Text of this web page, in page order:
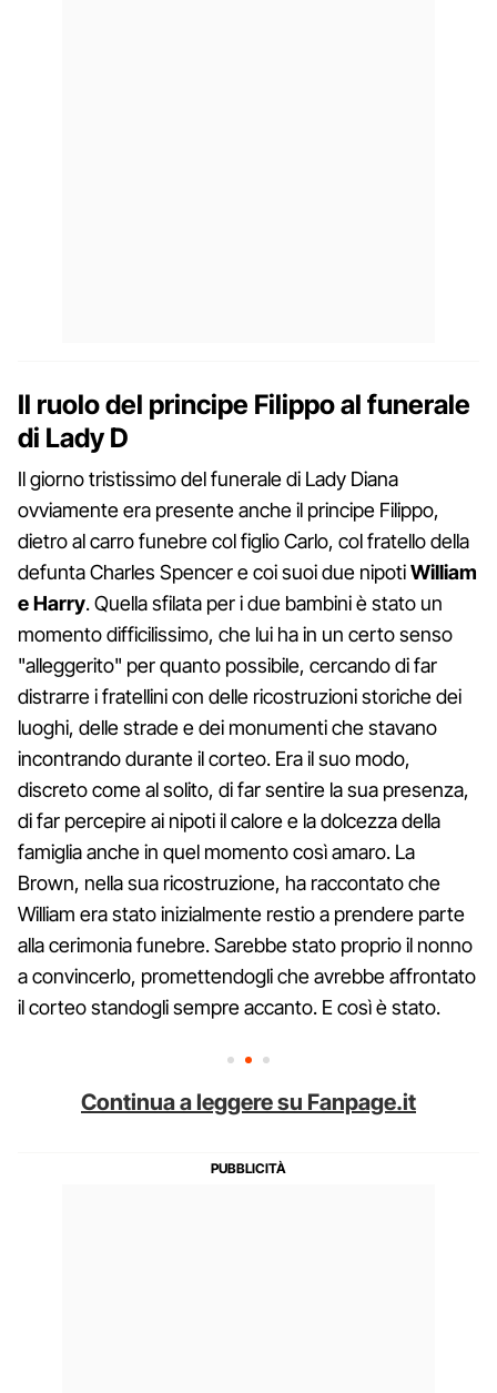
Il ruolo del principe Filippo al funerale
di Lady D
Il giorno tristissimo del funerale di Lady Diana
ovviamente era presente anche il principe Filippo,
dietro al carro funebre col figlio Carlo, col fratello della
defunta Charles Spencer e coi suoi due nipotiWilliam
e Harry. Quella sfilata per i due bambini è stato un
momento difficilissimo, che lui ha in un certo senso
"alleggerito" per quanto possibile, cercando di far
distrarre i fratellini con delle ricostruzioni storiche dei
luoghi, delle strade e dei monumenti che stavano
incontrando durante il corteo. Era il suo modo,
discreto come al solito, di far sentire la sua presenza,
di far percepire ai nipoti il calore e la dolcezza della
famiglia anche in quel momento così amaro. La
Brown, nella sua ricostruzione, ha raccontato che
William era stato inizialmente restio a prendere parte
alla cerimonia funebre. Sarebbe stato proprio il nonno
a convincerlo, promettendogli che avrebbe affrontato
il corteo standogli sempre accanto. E così è stato.
Continua a leggere su Fanpage.it